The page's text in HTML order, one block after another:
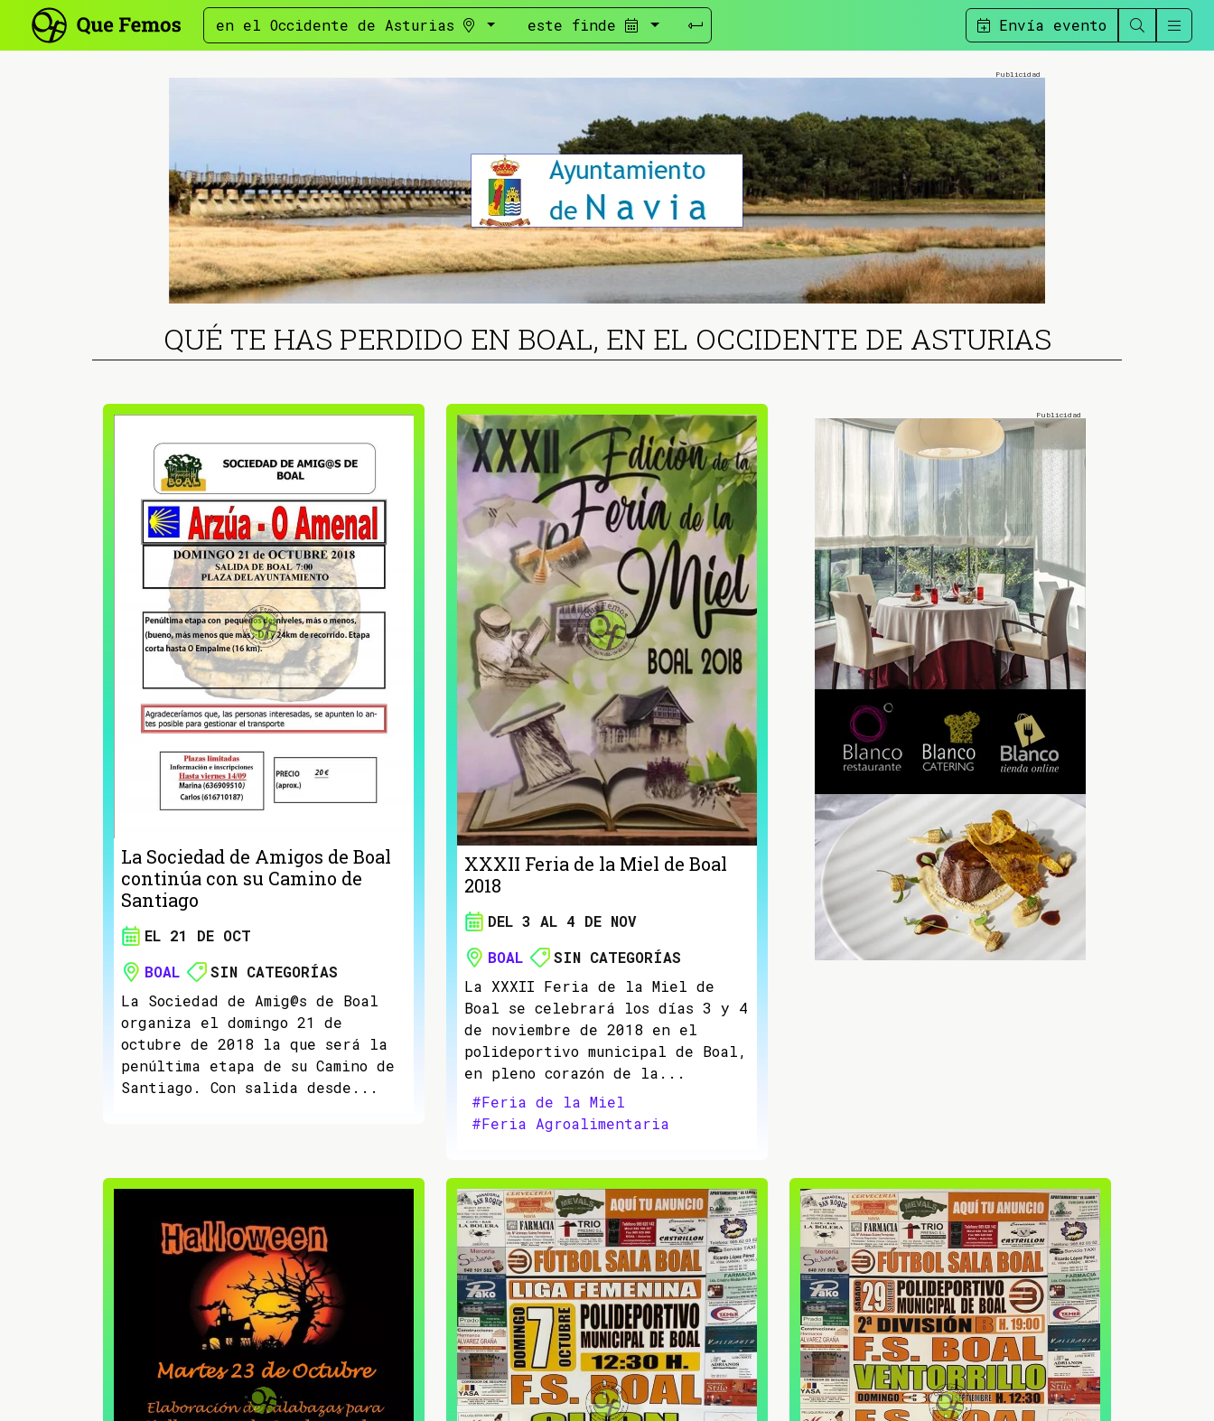
en el Occidente de Asturias este finde Envía evento
QUÉ TE HAS PERDIDO EN BOAL, EN EL OCCIDENTE DE ASTURIAS
La Sociedad de Amigos de Boal
continúa con su Camino de
Santiago
EL 21 DE OCT
BOAL
SIN CATEGORÍAS
La Sociedad de Amig@s de Boal
organiza el domingo 21 de
octubre de 2018 la que será la
penúltima etapa de su Camino de
Santiago. Con salida desde...
XXXII Feria de la Miel de Boal
2018
DEL 3 AL 4 DE NOV
BOAL
SIN CATEGORÍAS
La XXXII Feria de la Miel de
Boal se celebrará los días 3 y 4
de noviembre de 2018 en el
polideportivo municipal de Boal,
en pleno corazón de la...
#Feria de la Miel
#Feria Agroalimentaria